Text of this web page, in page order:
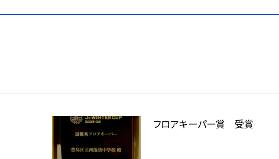
フロアキーパー賞 受賞